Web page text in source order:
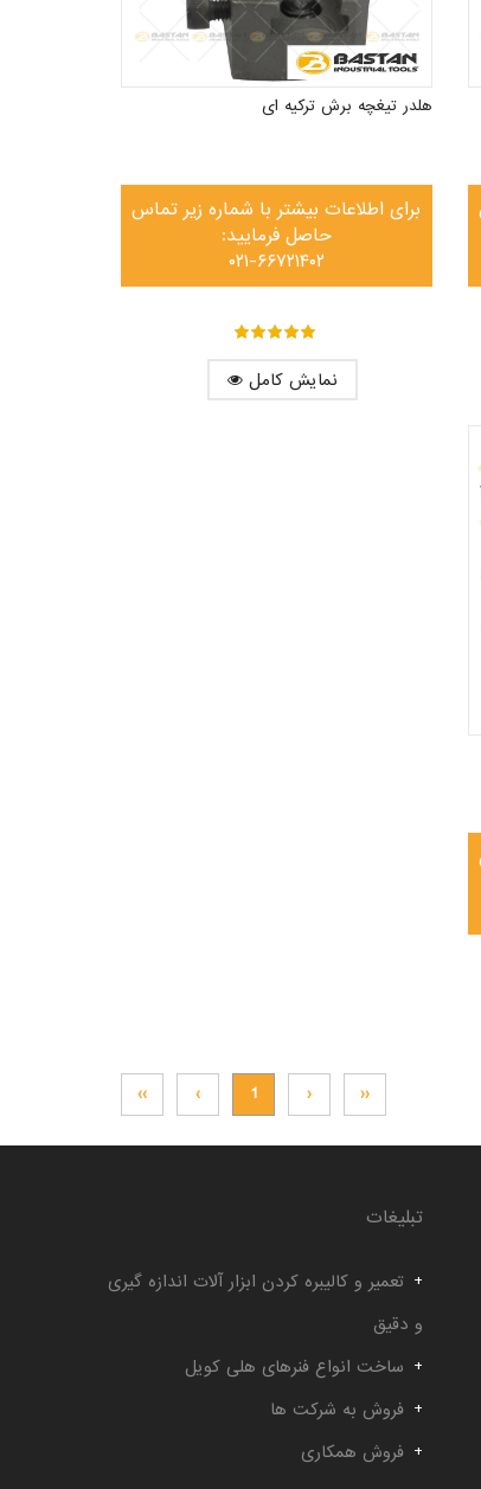
هلدر تیغچه برش ترکیه ای
برای اطلاعات بیشتر با شماره زیر تماس
حاصل فرمایید:
۰۲۱-۶۶۷۲۱۴۰۲
نمایش کامل
›› › 1 ‹ ‹‹
تبلیغات
تعمیر و کالیبره کردن ابزار آلات اندازه گیری
و دقیق
ساخت انواع فنرهای هلی کویل
فروش به شرکت ها
فروش همکاری